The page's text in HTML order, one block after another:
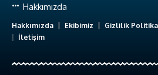
Hakkımızda
Hakkımızda Ekibimiz Gizlilik
İletişim